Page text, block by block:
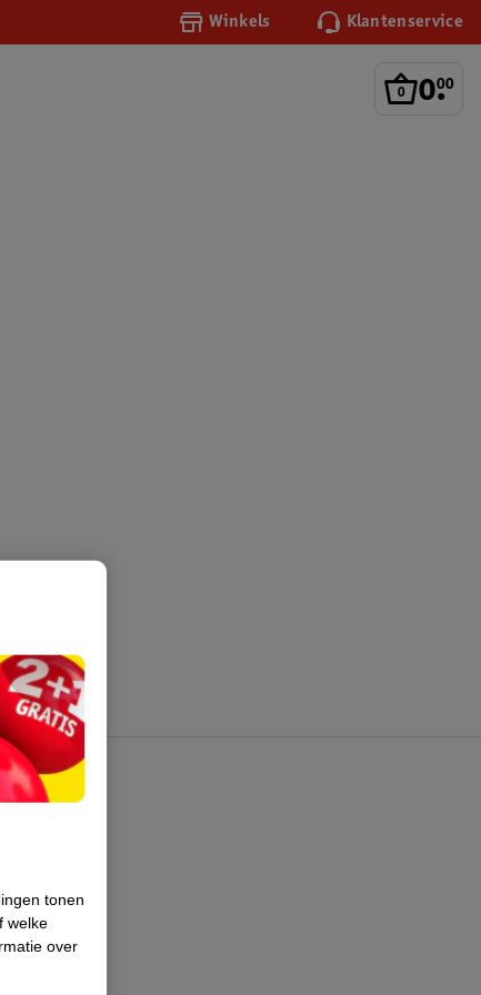
Winkels Klantenservice
0.
00
tonen
welke
over